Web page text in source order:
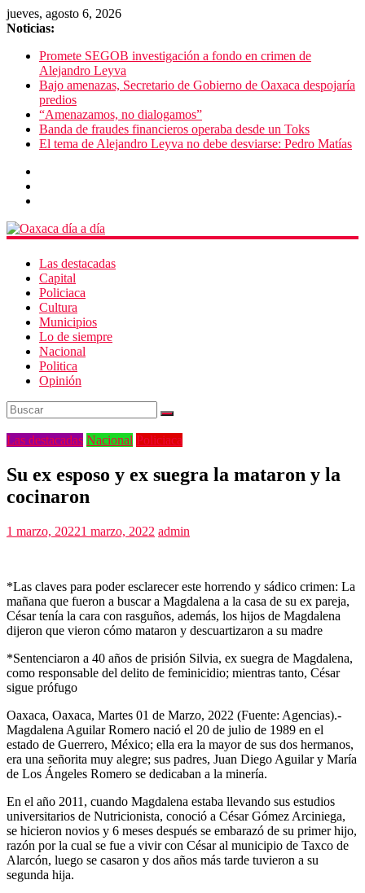
jueves, agosto 6, 2026
Noticias:
Promete SEGOB investigación a fondo en crimen de
Alejandro Leyva
Bajo amenazas, Secretario de Gobierno de Oaxaca despojaría
predios
“Amenazamos, no dialogamos”
Banda de fraudes financieros operaba desde un Toks
El tema de Alejandro Leyva no debe desviarse: Pedro Matías
Las destacadas
Capital
Policiaca
Cultura
Municipios
Lo de siempre
Nacional
Politica
Opinión
Las destacadas Nacional Policiaca
Su ex esposo y ex suegra la mataron y la
cocinaron
1 marzo, 20221 marzo, 2022 admin
*Las claves para poder esclarecer este horrendo y sádico crimen: La
mañana que fueron a buscar a Magdalena a la casa de su ex pareja,
César tenía la cara con rasguños, además, los hijos de Magdalena
dijeron que vieron cómo mataron y descuartizaron a su madre
*Sentenciaron a 40 años de prisión Silvia, ex suegra de Magdalena,
como responsable del delito de feminicidio; mientras tanto, César
sigue prófugo
Oaxaca, Oaxaca, Martes 01 de Marzo, 2022 (Fuente: Agencias).-
Magdalena Aguilar Romero nació el 20 de julio de 1989 en el
estado de Guerrero, México; ella era la mayor de sus dos hermanos,
era una señorita muy alegre; sus padres, Juan Diego Aguilar y María
de Los Ángeles Romero se dedicaban a la minería.
En el año 2011, cuando Magdalena estaba llevando sus estudios
universitarios de Nutricionista, conoció a César Gómez Arciniega,
se hicieron novios y 6 meses después se embarazó de su primer hijo,
razón por la cual se fue a vivir con César al municipio de Taxco de
Alarcón, luego se casaron y dos años más tarde tuvieron a su
segunda hija.